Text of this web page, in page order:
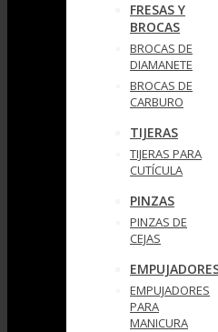
FRESAS Y
BROCAS
BROCAS DE
DIAMANETE
BROCAS DE
CARBURO
TIJERAS
TIJERAS PARA
CUTÍCULA
PINZAS
PINZAS DE
CEJAS
EMPUJADORES
PARA
MANICURA